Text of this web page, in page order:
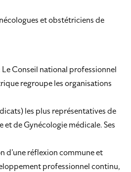
et obstétriciens de
Conseil national professionnel
regroupe les organisations
les plus représentatives de
de Gynécologie médicale. Ses
d’une réflexion commune et
professionnel continu,